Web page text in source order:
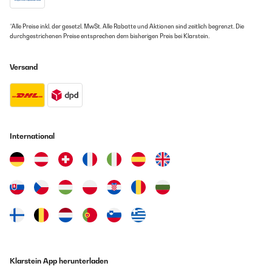
*Alle Preise inkl. der gesetzl. MwSt. Alle Rabatte und Aktionen sind zeitlich begrenzt. Die
durchgestrichenen Preise entsprechen dem bisherigen Preis bei Klarstein.
Versand
International
Klarstein App herunterladen